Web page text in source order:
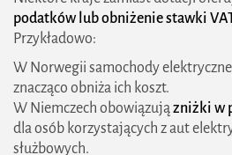
podatków lub obniżenie stawki
Przykładowo:
W Norwegii samochody
znacząco obniża ich koszt.
W Niemczech obowiązujązniżki w
dla osób korzystających z aut
służbowych.